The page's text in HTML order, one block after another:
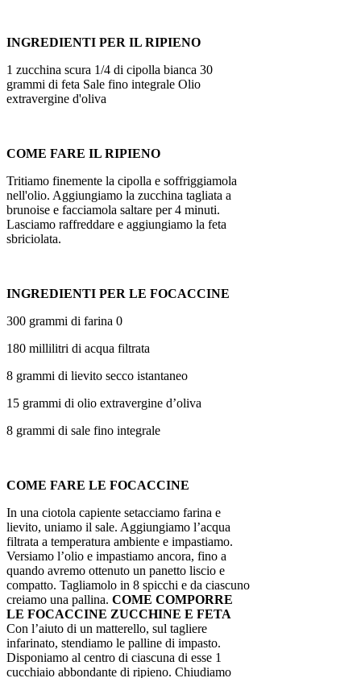
INGREDIENTI PER IL RIPIENO
1 zucchina scura 1/4 di cipolla bianca 30
grammi di feta Sale fino integrale Olio
extravergine d'oliva
COME FARE IL RIPIENO
Tritiamo finemente la cipolla e soffriggiamola
nell'olio. Aggiungiamo la zucchina tagliata a
brunoise e facciamola saltare per 4 minuti.
Lasciamo raffreddare e aggiungiamo la feta
sbriciolata.
INGREDIENTI PER LE FOCACCINE
300 grammi di farina 0
180 millilitri di acqua filtrata
8 grammi di lievito secco istantaneo
15 grammi di olio extravergine d’oliva
8 grammi di sale fino integrale
COME FARE LE FOCACCINE
In una ciotola capiente setacciamo farina e
lievito, uniamo il sale. Aggiungiamo l’acqua
filtrata a temperatura ambiente e impastiamo.
Versiamo l’olio e impastiamo ancora, fino a
quando avremo ottenuto un panetto liscio e
compatto. Tagliamolo in 8 spicchi e da ciascuno
creiamo una pallina. COME COMPORRE
LE FOCACCINE ZUCCHINE E FETA
Con l’aiuto di un matterello, sul tagliere
infarinato, stendiamo le palline di impasto.
Disponiamo al centro di ciascuna di esse 1
cucchiaio abbondante di ripieno. Chiudiamo